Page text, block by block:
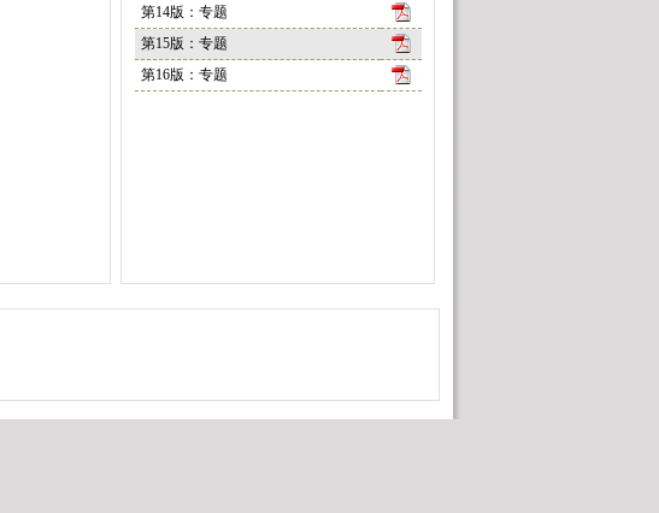
第14版：专题
第15版：专题
第16版：专题